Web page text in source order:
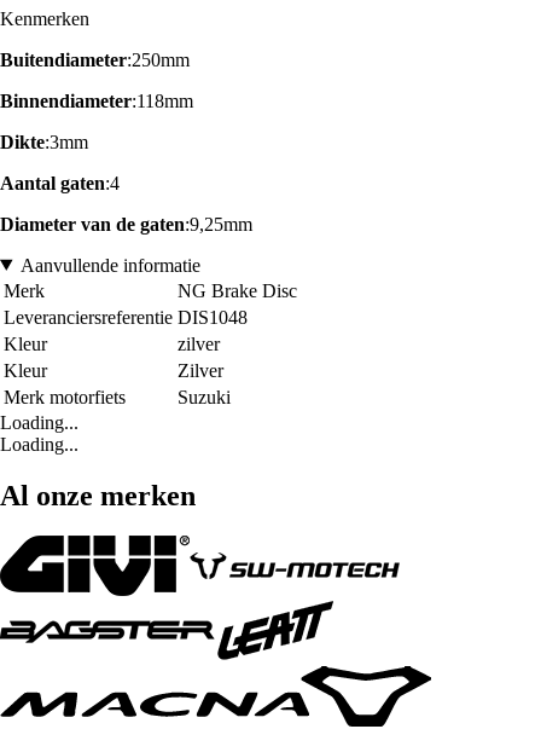
Kenmerken
Buitendiameter:250mm
Binnendiameter:118mm
Dikte:3mm
Aantal gaten:4
Diameter van de gaten:9,25mm
Aanvullende informatie
Merk
NG Brake Disc
Leveranciersreferentie DIS1048
Kleur
zilver
Kleur
Zilver
Merk motorfiets
Suzuki
Loading...
Loading...
Al onze merken